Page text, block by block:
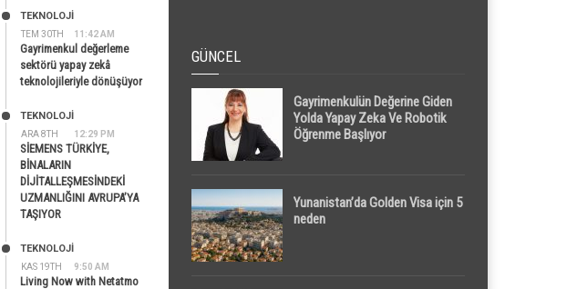
TEM 30TH 11:42 AM
TEKNOLOJİ
Gayrimenkul değerleme
sektörü yapay zekâ
teknolojileriyle dönüşüyor
ARA 8TH 12:29 PM
TEKNOLOJİ
SİEMENS TÜRKİYE,
BİNALARIN
DİJİTALLEŞMESİNDEKİ
UZMANLIĞINI AVRUPA’YA
TAŞIYOR
KAS 19TH 9:50 AM
TEKNOLOJİ
Living Now with Netatmo
GÜNCEL
Gayrimenkulün Değerine Giden
Yolda Yapay Zeka Ve Robotik
Öğrenme Başlıyor
Yunanistan’da Golden Visa için 5
neden